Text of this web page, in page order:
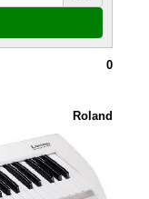
0
Roland